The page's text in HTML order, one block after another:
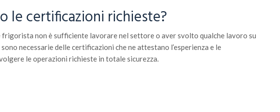
le certificazioni richieste?
frigorista non è sufficiente lavorare nel settore o aver svolto qualche lavoro su
necessarie delle certificazioni che ne attestano l’esperienza e le
le operazioni richieste in totale sicurezza.